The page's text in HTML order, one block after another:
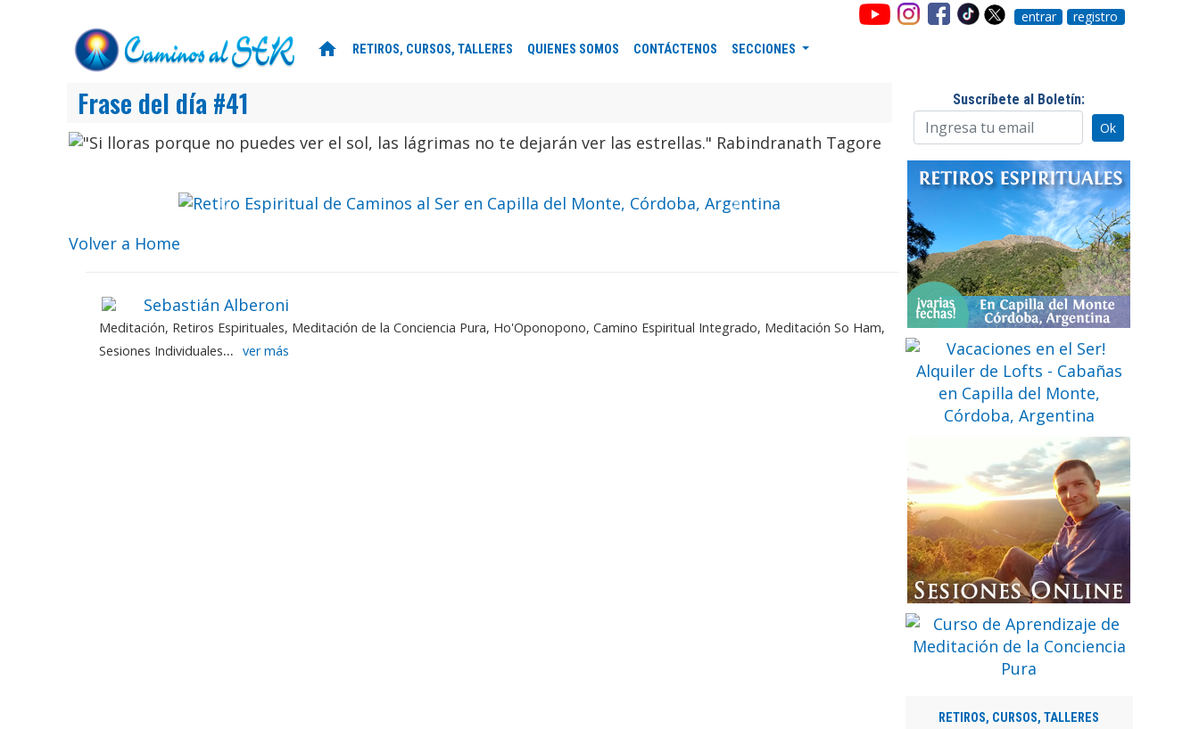
entrar registro
home RETIROS, CURSOS, TALLERES QUIENES SOMOS CONTÁCTENOS SECCIONES
Frase del día #41
Retiro Espiritual de Caminos al Ser en Capilla del
Ven a pasar unos días inolvidables
, que marcarán un antes y un después en tu vida
Previo
Siguiente
Volver a Home
Sebastián Alberoni
Meditación, Retiros Espirituales, Meditación de la Conciencia Pura, Ho'Oponopono, Camino Espiritual Integrado, Meditación So Ham,
Sesiones Individuales... ver más
Suscríbete al Boletín:
RETIROS, CURSOS, TALLERES